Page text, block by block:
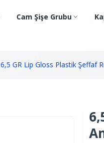
Cam Şişe Grubu
6,5 GR Lip Gloss Plastik Şeffaf